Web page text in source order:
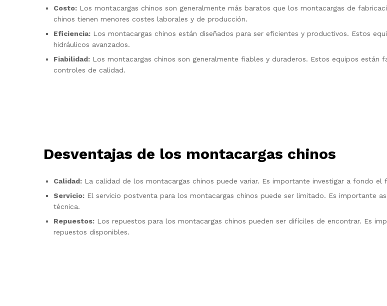
Costo: Los montacargas chinos son generalmente más baratos que los montacargas de
chinos tienen menores costes laborales y de producción.
Eficiencia: Los montacargas chinos están diseñados para ser eficientes y productivos. Estos
hidráulicos avanzados.
Fiabilidad: Los montacargas chinos son generalmente fiables y duraderos. Estos equipos
controles de calidad.
Desventajas de los montacargas chinos
Calidad: La calidad de los montacargas chinos puede variar. Es importante investigar a fondo
Servicio: El servicio postventa para los montacargas chinos puede ser limitado. Es importante
técnica.
Repuestos: Los repuestos para los montacargas chinos pueden ser difíciles de encontrar. Es
repuestos disponibles.